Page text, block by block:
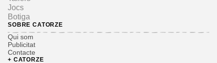
Jocs
Botiga
SOBRE CATORZE
Qui som
Publicitat
Contacte
+ CATORZE